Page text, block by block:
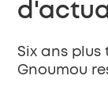
Six ans plus
Gnoumou